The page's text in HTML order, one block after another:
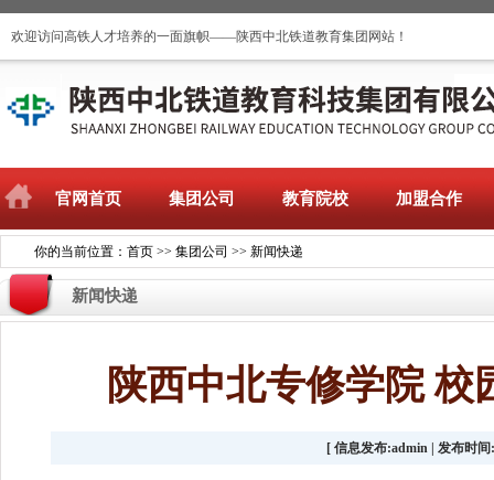
欢迎访问高铁人才培养的一面旗帜——陕西中北铁道教育集团网站！
官网首页 集团公司 教育院校 加盟合作
你的当前位置： 首页 >> 集团公司 >> 新闻快递
新闻快递
陕西中北专修学院
[ 信息发布:admin | 发布时间